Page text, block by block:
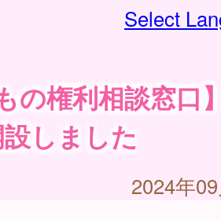
Select
の権利相談窓口
しました
2024年